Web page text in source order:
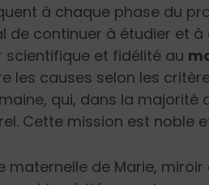
à chaque phase du
de continuer à étudier et à
scientifique et fidélité au
les causes selon les
qui, dans la majorité
Cette mission est noble
maternelle de Marie,